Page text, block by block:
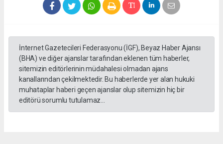
İnternet Gazetecileri Federasyonu (İGF), Beyaz Haber Ajansı
(BHA) ve diğer ajanslar tarafından eklenen tüm haberler,
sitemizin editörlerinin müdahalesi olmadan ajans
kanallarından çekilmektedir. Bu haberlerde yer alan hukuki
muhataplar haberi geçen ajanslar olup sitemizin hiç bir
editörü sorumlu tutulamaz...